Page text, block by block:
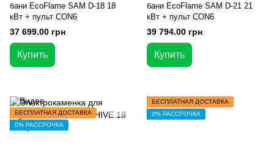
бани EcoFlame SAM D-18 18
кВт + пульт CON6
37 699.00 грн
Купить
бани EcoFlame SAM D-21 21
кВт + пульт CON6
39 794.00 грн
Купить
БЕСПЛАТНАЯ ДОСТАВКА
0% РАССРОЧКА
БЕСПЛАТНАЯ ДОСТАВКА
0% РАССРОЧКА